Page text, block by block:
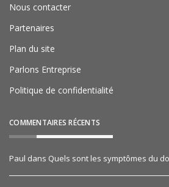
Nous contacter
Partenaires
Plan du site
Parlons Entreprise
Politique de confidentialité
COMMENTAIRES RÉCENTS
Paul dans Quels sont les symptômes du